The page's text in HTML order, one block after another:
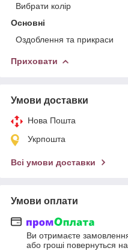
Вибрати колір
Основні
Оздоблення та прикраси
Приховати
Умови доставки
Нова Пошта
Укрпошта
Всі умови доставки
Умови оплати
Ви отримаєте
або гроші повернуться